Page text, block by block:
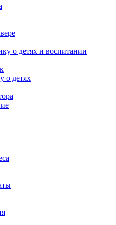
о детях и воспитании
о детях